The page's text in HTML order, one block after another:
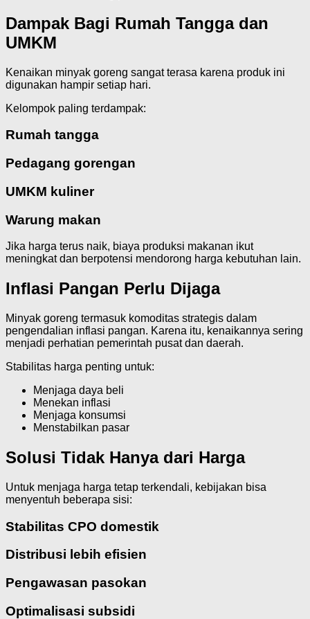
Dampak Bagi Rumah Tangga dan
UMKM
Kenaikan minyak goreng sangat terasa karena produk ini
digunakan hampir setiap hari.
Kelompok paling terdampak:
Rumah tangga
Pedagang gorengan
UMKM kuliner
Warung makan
Jika harga terus naik, biaya produksi makanan ikut
meningkat dan berpotensi mendorong harga kebutuhan lain.
Inflasi Pangan Perlu Dijaga
Minyak goreng termasuk komoditas strategis dalam
pengendalian inflasi pangan. Karena itu, kenaikannya sering
menjadi perhatian pemerintah pusat dan daerah.
Stabilitas harga penting untuk:
Menjaga daya beli
Menekan inflasi
Menjaga konsumsi
Menstabilkan pasar
Solusi Tidak Hanya dari Harga
Untuk menjaga harga tetap terkendali, kebijakan bisa
menyentuh beberapa sisi:
Stabilitas CPO domestik
Distribusi lebih efisien
Pengawasan pasokan
Optimalisasi subsidi